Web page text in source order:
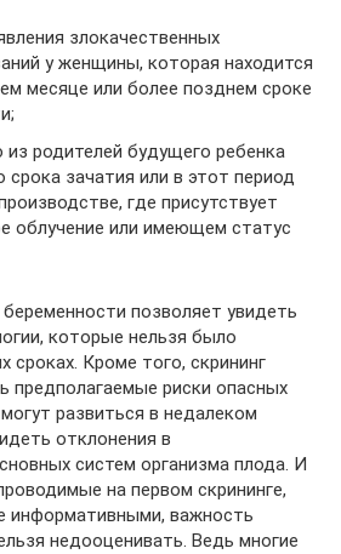
злокачественных
у женщины, которая находится
месяце или более позднем сроке
родителей будущего ребенка
срока зачатия или в этот период
где присутствует
облучение или имеющем статус
позволяет увидеть
которые нельзя было
сроках. Кроме того, скрининг
предполагаемые риски опасных
развиться в недалеком
отклонения в
систем организма плода. И
на первом скрининге,
информативными, важность
недооценивать. Ведь многие